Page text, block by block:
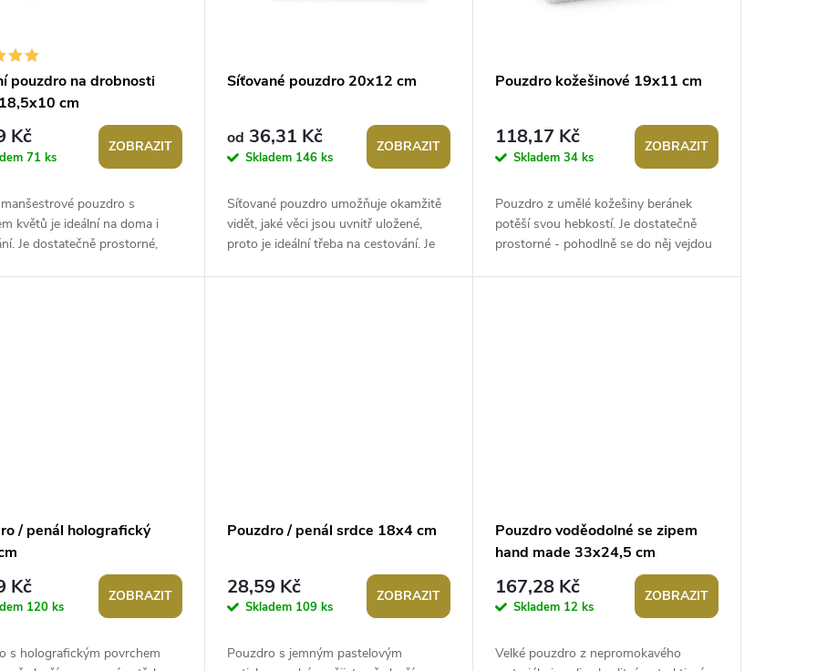
pouzdro na drobnosti
cm
Kč
71 ks
ZOBRAZIT
pouzdro s
květů je ideální na doma i
Je dostatečně prostorné,
Síťované pouzdro 20x12 cm
od 36,31 Kč
Skladem 146 ks
ZOBRAZIT
Síťované pouzdro umožňuje okamžitě
vidět, jaké věci jsou uvnitř uložené,
proto je ideální třeba na cestování. Je
Pouzdro kožešinové 19x11 cm
118,17 Kč
Skladem 34 ks
ZOBRAZIT
Pouzdro z umělé kožešiny beránek
potěší svou hebkostí. Je dostatečně
prostorné - pohodlně se do něj vejdou
/ penál holografický
Kč
120 ks
ZOBRAZIT
s holografickým povrchem
Pouzdro / penál srdce 18x4 cm
28,59 Kč
Skladem 109 ks
ZOBRAZIT
Pouzdro s jemným pastelovým
Pouzdro voděodolné se zipem
hand made 33x24,5 cm
167,28 Kč
Skladem 12 ks
ZOBRAZIT
Velké pouzdro z nepromokavého